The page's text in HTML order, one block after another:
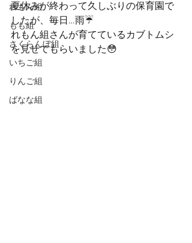
れもん組
もも組
さくらんぼ組
いちご組
りんご組
ばなな組
夏休みが終わって久しぶりの保育園で
したが、毎日…雨☔️
れもん組さんが育てているカブトムシ
を見せてもらいました😳